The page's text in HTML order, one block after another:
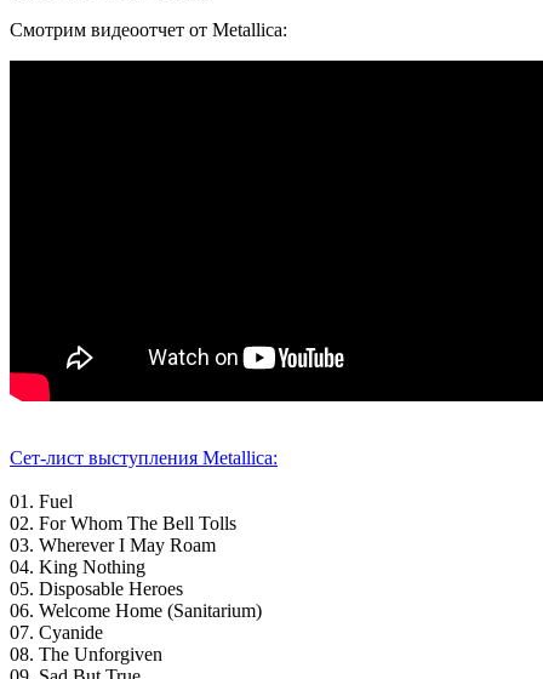
Смотрим видеоотчет от Metallica:
Сет-лист выступления Metallica:
01. Fuel
02. For Whom The Bell Tolls
03. Wherever I May Roam
04. King Nothing
05. Disposable Heroes
06. Welcome Home (Sanitarium)
07. Cyanide
08. The Unforgiven